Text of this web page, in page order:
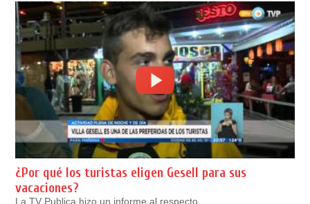
¿Por qué los turistas eligen Gesell para sus
vacaciones?
La TV Publica hizo un informe al respecto.